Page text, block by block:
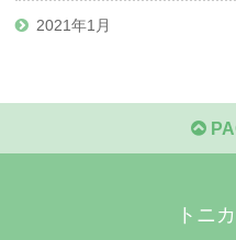
2021年1月
トニ